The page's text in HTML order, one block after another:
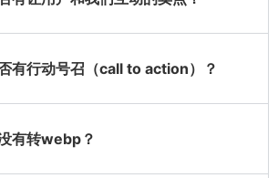
有行动号召（call to action）？
有转webp？